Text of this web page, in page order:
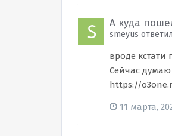
А куда
smeyus
вроде кстати
Сейчас
https://
11 марта,